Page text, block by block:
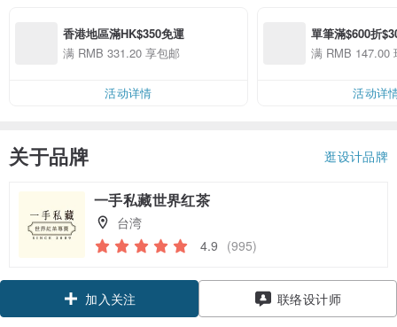
香港地區滿HK$350免運
满 RMB 331.20 享包邮
活动详情
單筆滿$600折
满 RMB 147.00
活动详
关于品牌 逛设计品牌
一手私藏世界红茶
台湾
4.9 (995)
加入关注 联络设计师